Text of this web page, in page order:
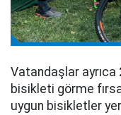
Vatandaşlar
bisikleti görme
uygun bisikletler